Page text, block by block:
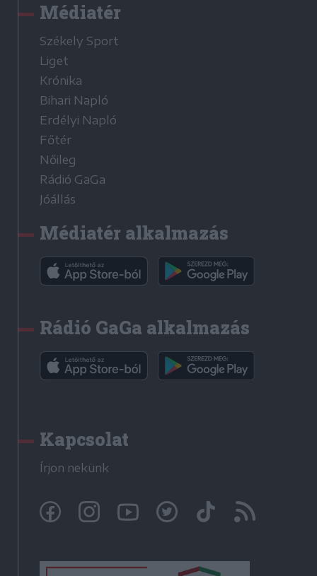
Médiatér
Székely Sport
Liget
Krónika
Bihari Napló
Erdélyi Napló
Főtér
Nőileg
Rádió GaGa
Jóállás
Médiatér alkalmazás
Rádió GaGa alkalmazás
Kapcsolat
Írjon nekünk